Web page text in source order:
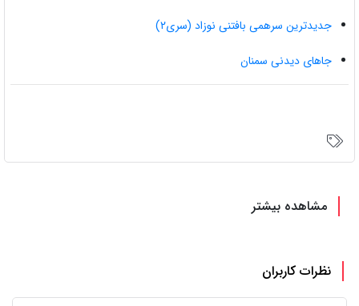
جدیدترین سرهمی بافتنی نوزاد (سری۲)
جاهای دیدنی سمنان
مشاهده بیشتر
نظرات کاربران